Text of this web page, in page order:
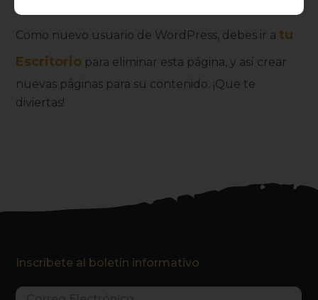
Como nuevo usuario de WordPress, debes ir a tu
Escritorio para eliminar esta página, y así crear
nuevas páginas para su contenido. ¡Que te
diviertas!
Inscríbete al boletín informativo